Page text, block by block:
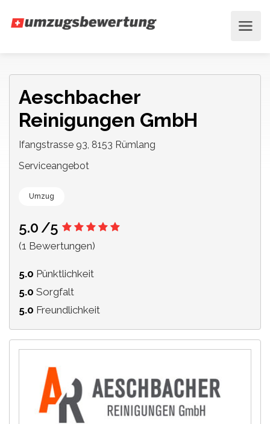
Aeschbacher
Reinigungen GmbH
Ifangstrasse 93, 8153 Rümlang
Serviceangebot
Umzug
5.0 /5
(1 Bewertungen)
5.0 Pünktlichkeit
5.0 Sorgfalt
5.0 Freundlichkeit